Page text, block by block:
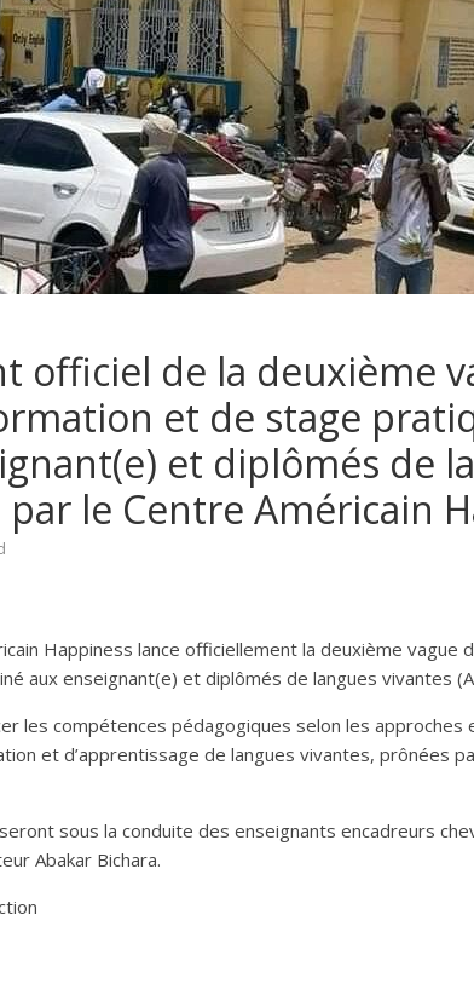
officiel de la deuxième
et de stage
et diplômés de
par le Centre Américain
Happiness lance officiellement la deuxième vague
aux enseignant(e) et diplômés de langues vivantes
les compétences pédagogiques selon les approches
et d’apprentissage de langues vivantes, prônées
sous la conduite des enseignants encadreurs
Abakar Bichara.